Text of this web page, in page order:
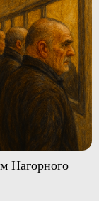
Нагорного